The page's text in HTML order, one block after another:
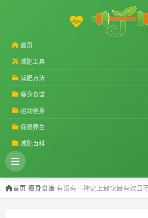
首页
减肥工具
减肥方法
瘦身食谱
运动健身
保健养生
减肥百科
首页›瘦身食谱›有没有一种史上最快最有效且